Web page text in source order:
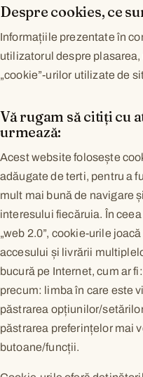
Despre cookies, ce
Informațiile prezentate în
utilizatorul despre
„cookie”-urilor utilizate de
Vă rugam să citiți cu
urmează:
Acest website folosește
adăugate de terti, pentru a
mult mai bună de navigare
interesului fiecăruia. În
„web 2.0”, cookie-urile
accesului și livrării
bucură pe Internet, cum ar
precum: limba în care este
păstrarea opțiunilor/
păstrarea preferințelor mai
butoane/funcții.